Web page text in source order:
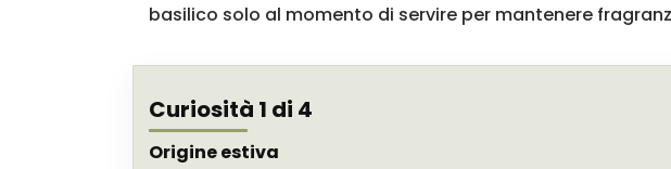
basilico solo al momento di servire per mantenere
Curiosità 1 di 4
Origine estiva